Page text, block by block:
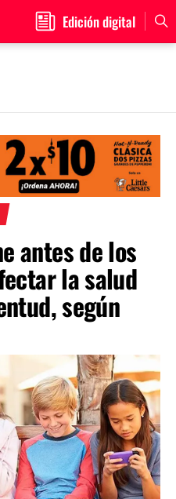
Edición digital
antes de los
la salud
según